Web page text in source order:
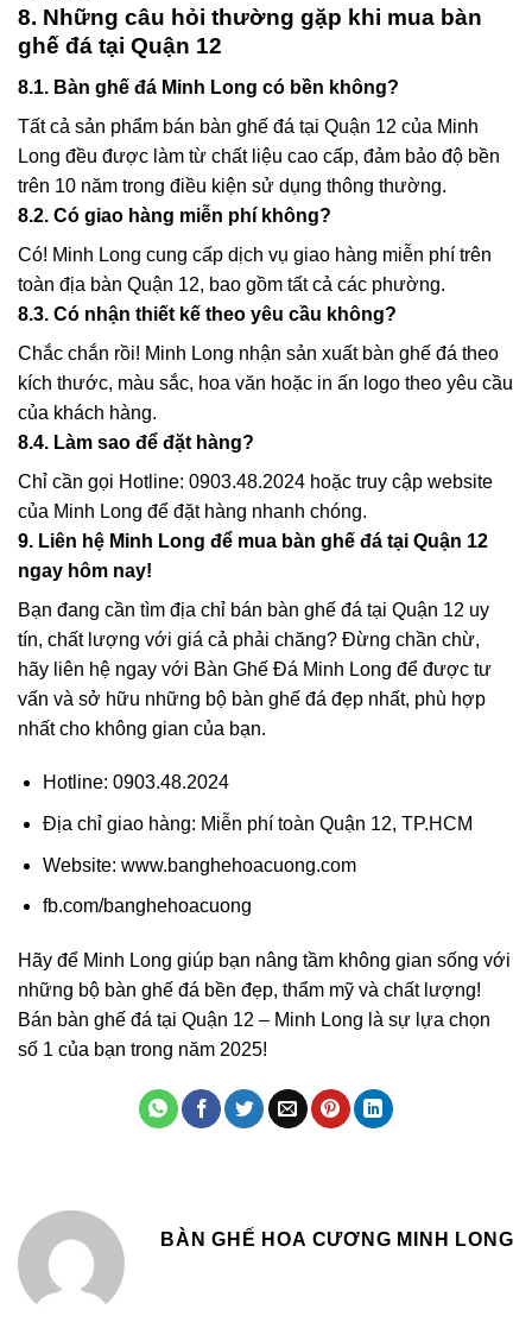
8. Những câu hỏi thường gặp khi mua bàn
ghế đá tại Quận 12
8.1. Bàn ghế đá Minh Long có bền không?
Tất cả sản phẩm bán bàn ghế đá tại Quận 12 của Minh
Long đều được làm từ chất liệu cao cấp, đảm bảo độ bền
trên 10 năm trong điều kiện sử dụng thông thường.
8.2. Có giao hàng miễn phí không?
Có! Minh Long cung cấp dịch vụ giao hàng miễn phí trên
toàn địa bàn Quận 12, bao gồm tất cả các phường.
8.3. Có nhận thiết kế theo yêu cầu không?
Chắc chắn rồi! Minh Long nhận sản xuất bàn ghế đá theo
kích thước, màu sắc, hoa văn hoặc in ấn logo theo yêu cầu
của khách hàng.
8.4. Làm sao để đặt hàng?
Chỉ cần gọi Hotline: 0903.48.2024 hoặc truy cập website
của Minh Long để đặt hàng nhanh chóng.
9. Liên hệ Minh Long để mua bàn ghế đá tại Quận 12
ngay hôm nay!
Bạn đang cần tìm địa chỉ bán bàn ghế đá tại Quận 12 uy
tín, chất lượng với giá cả phải chăng? Đừng chần chừ,
hãy liên hệ ngay với Bàn Ghế Đá Minh Long để được tư
vấn và sở hữu những bộ bàn ghế đá đẹp nhất, phù hợp
nhất cho không gian của bạn.
Hotline: 0903.48.2024
Địa chỉ giao hàng: Miễn phí toàn Quận 12, TP.HCM
Website: www.banghehoacuong.com
fb.com/banghehoacuong
Hãy để Minh Long giúp bạn nâng tầm không gian sống với
những bộ bàn ghế đá bền đẹp, thẩm mỹ và chất lượng!
Bán bàn ghế đá tại Quận 12 – Minh Long là sự lựa chọn
số 1 của bạn trong năm 2025!
BÀN GHẾ HOA CƯƠNG MINH LONG